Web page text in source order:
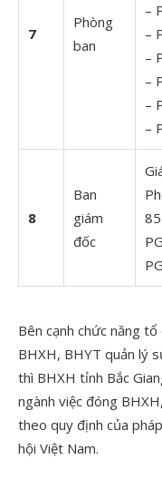
7
Phòng
ban
–
–
–
–
–
–
8
Ban
giám
đốc
Bên cạnh chức năng
BHXH, BHYT quản lý
thì BHXH tỉnh Bắc
ngành việc đóng
theo quy định của
hội Việt Nam.